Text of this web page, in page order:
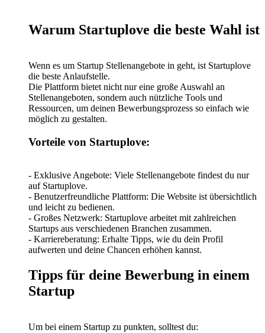
Warum Startuplove die beste Wahl ist
Wenn es um Startup Stellenangebote in geht, ist Startuplove
die beste Anlaufstelle.
Die Plattform bietet nicht nur eine große Auswahl an
Stellenangeboten, sondern auch nützliche Tools und
Ressourcen, um deinen Bewerbungsprozess so einfach wie
möglich zu gestalten.
Vorteile von Startuplove:
- Exklusive Angebote: Viele Stellenangebote findest du nur
auf Startuplove.
- Benutzerfreundliche Plattform: Die Website ist übersichtlich
und leicht zu bedienen.
- Großes Netzwerk: Startuplove arbeitet mit zahlreichen
Startups aus verschiedenen Branchen zusammen.
- Karriereberatung: Erhalte Tipps, wie du dein Profil
aufwerten und deine Chancen erhöhen kannst.
Tipps für deine Bewerbung in einem
Startup
Um bei einem Startup zu punkten, solltest du: